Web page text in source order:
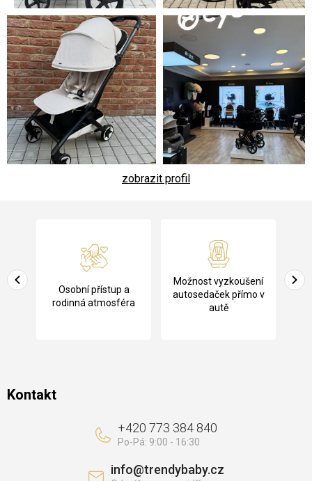
zobrazit profil
a
Osobní přístup a
rodinná atmosféra
Možnost vyzkoušení
autosedaček přímo v
autě
Kontakt
info@trendybaby.cz
+420 773 384 840